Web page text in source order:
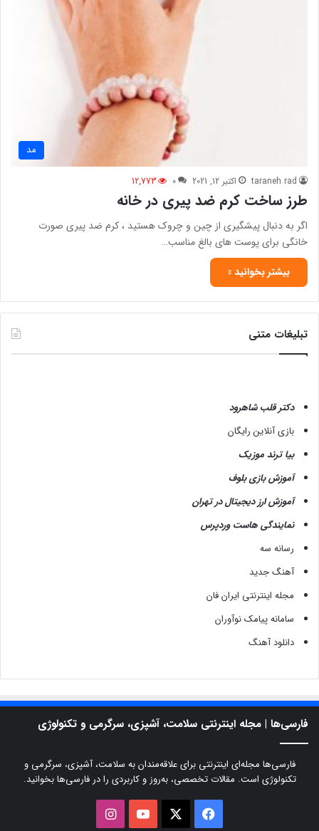
مد
taraneh rad اکتبر 12, 2021 0
12,773
طرز ساخت کرم ضد پیری در خانه
اگر به دنبال پیشگیری از چین و چروک هستید ، کرم ضد پیری صورت
خانگی برای پوست های بالغ مناسب…
بیشتر بخوانید »
تبلیغات متنی
دکتر قلب شاهرود
بازی آنلاین رایگان
بیا ترند موزیک
آموزش بازی بلوف
آموزش ارز دیجیتال در تهران
نمایندگی هاست وردپرس
رسانه سه
آهنگ جدید
مجله اینترنتی ایران فان
سامانه پیامک نوآوران
دانلود آهنگ
فارسی‌ها | مجله اینترنتی سلامت، آشپزی، سرگرمی و تکنولوژی
فارسی‌ها مجله‌ای اینترنتی برای علاقه‌مندان به سلامت، آشپزی، سرگرمی و
تکنولوژی است. مقالات تخصصی، به‌روز و کاربردی را در فارسی‌ها بخوانید.
فیسبوک یوتیوب